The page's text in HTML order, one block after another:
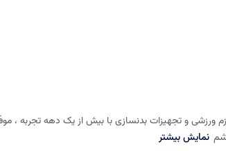
ورزشی و تجهیزات بدنسازی با بیش از یک دهه تجربه ،
شم نمایش بیشتر